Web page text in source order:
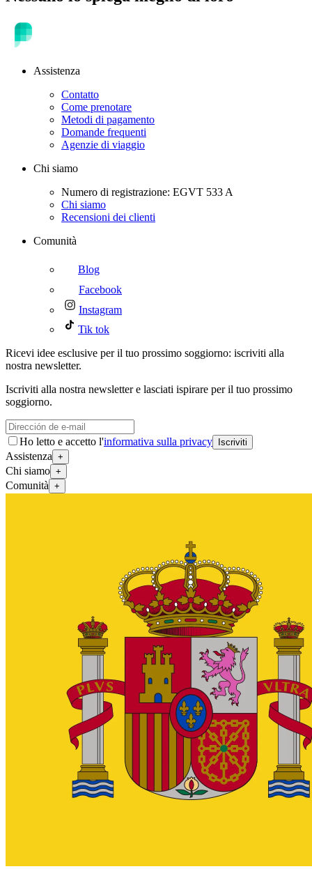
Assistenza
Contatto
Come prenotare
Metodi di pagamento
Domande frequenti
Agenzie di viaggio
Chi siamo
Numero di registrazione: EGVT 533 A
Chi siamo
Recensioni dei clienti
Comunità
Blog
Facebook
Instagram
Tik tok
Ricevi idee esclusive per il tuo prossimo soggiorno: iscriviti alla
nostra newsletter.
Iscriviti alla nostra newsletter e lasciati ispirare per il tuo prossimo
soggiorno.
Ho letto e accetto l'informativa sulla privacy Iscriviti
Assistenza +
Chi siamo +
Comunità +